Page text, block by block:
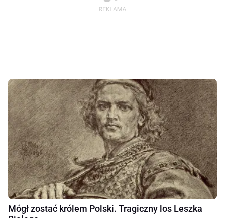
Mógł zostać królem Polski. Tragiczny los Leszka